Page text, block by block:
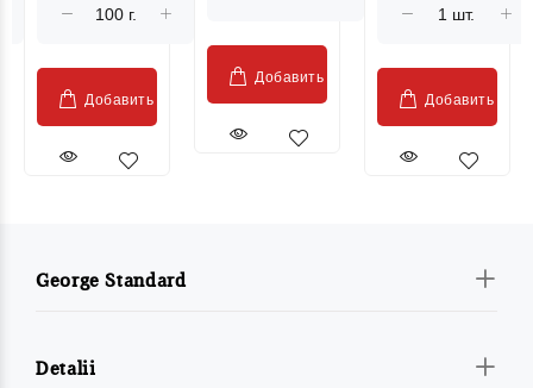
Добавить
Добавить
Добавить
George Standard
Detalii